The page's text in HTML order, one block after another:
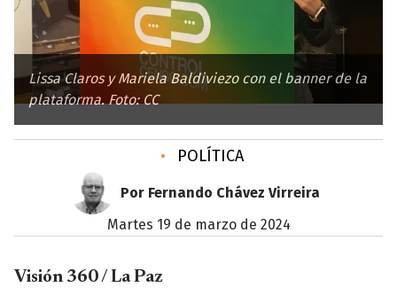
Lissa Claros y Mariela Baldiviezo con el banner de la
plataforma. Foto: CC
• POLÍTICA
Por Fernando Chávez Virreira
martes 19 de marzo de 2024
Visión 360 / La Paz